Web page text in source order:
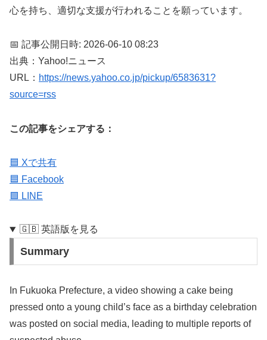
心を持ち、適切な支援が行われることを願っています。
📅 記事公開日時: 2026-06-10 08:23
出典：Yahoo!ニュース
URL： https://news.yahoo.co.jp/pickup/6583631?
source=rss
この記事をシェアする：
🟦 Xで共有
🟦 Facebook
🟩 LINE
🇬🇧 英語版を見る
Summary
In Fukuoka Prefecture, a video showing a cake being
pressed onto a young child’s face as a birthday celebration
was posted on social media, leading to multiple reports of